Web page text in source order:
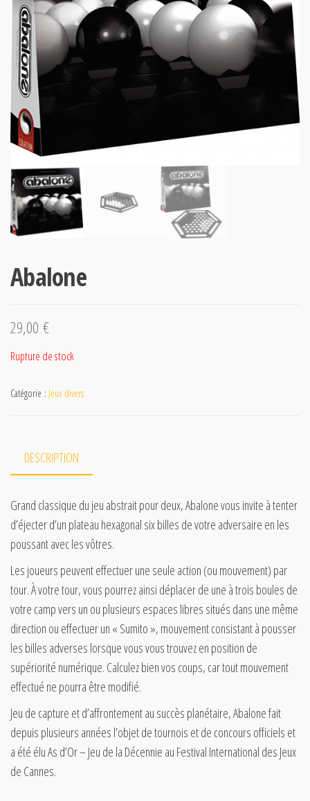
Abalone
29,00 €
Rupture de stock
Catégorie : Jeux divers
DESCRIPTION
Grand classique du jeu abstrait pour deux, Abalone vous invite à tenter
d’éjecter d’un plateau hexagonal six billes de votre adversaire en les
poussant avec les vôtres.
Les joueurs peuvent effectuer une seule action (ou mouvement) par
tour. À votre tour, vous pourrez ainsi déplacer de une à trois boules de
votre camp vers un ou plusieurs espaces libres situés dans une même
direction ou effectuer un « Sumito », mouvement consistant à pousser
les billes adverses lorsque vous vous trouvez en position de
supériorité numérique. Calculez bien vos coups, car tout mouvement
effectué ne pourra être modifié.
Jeu de capture et d’affrontement au succès planétaire, Abalone fait
depuis plusieurs années l’objet de tournois et de concours officiels et
a été élu As d’Or – Jeu de la Décennie au Festival International des Jeux
de Cannes.